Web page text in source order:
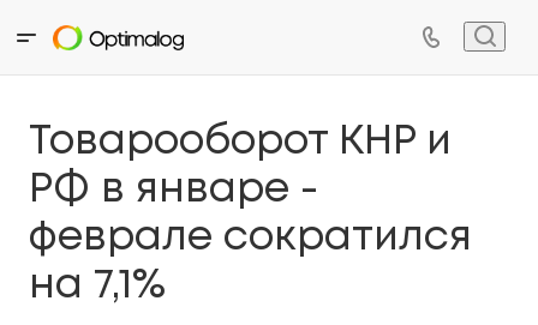
Товарооборот КНР и
РФ в январе -
феврале сократился
на 7,1%